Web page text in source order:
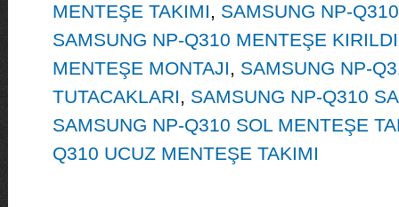
MENTEŞE TAKIMI, SAMSUNG NP-
SAMSUNG NP-Q310 MENTEŞE KIRILDI
MENTEŞE MONTAJI, SAMSUNG NP-
TUTACAKLARI, SAMSUNG NP-Q310
SAMSUNG NP-Q310 SOL MENTEŞE
Q310 UCUZ MENTEŞE TAKIMI